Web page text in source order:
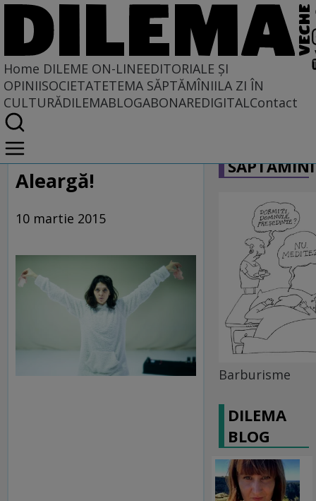
Home DILEME ON-LINEEDITORIALE ȘI
OPINIISOCIETATETEMA SĂPTĂMÎNIILA ZI ÎN
CULTURĂDILEMABLOGABONAREDIGITALContact
Home
Dileme on-line
Aleargă!
10 martie 2015
Barburisme
DILEMA
BLOG